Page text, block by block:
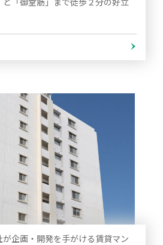
「御堂筋」まで徒歩２分の好立
企画・開発を⼿がける賃貸マン